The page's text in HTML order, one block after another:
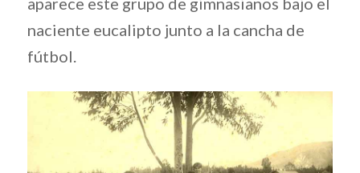
naciente eucalipto junto a la cancha de
fútbol.